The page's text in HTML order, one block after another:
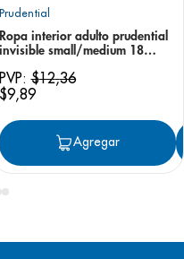
Agregar
Prudential
Ropa interior adulto prudential
invisible small/medium 18
PVP:$12,36
$9,89
Agregar